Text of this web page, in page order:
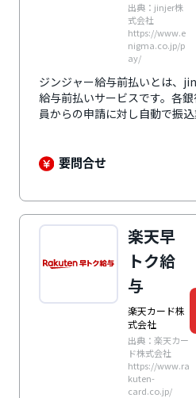
出典：jinjer株
式会社
https://www.e
nigma.co.jp/p
ay/
ジンジャー給与前払いとは、
給与前払いサービスです。各
員からの申請に対し自動で振
怠管理システムや給与計算シ
者の業務負担を軽くします。
とで、求人応募数の向上や従業
ています。福利厚生サービスの
導入実績があり、テレビなど
げられ注目されています。
要問合せ
楽天早
トク給
与
楽天カード株
式会社
出典：楽天カー
ド株式会社
https://www.ra
kuten-
card.co.jp/